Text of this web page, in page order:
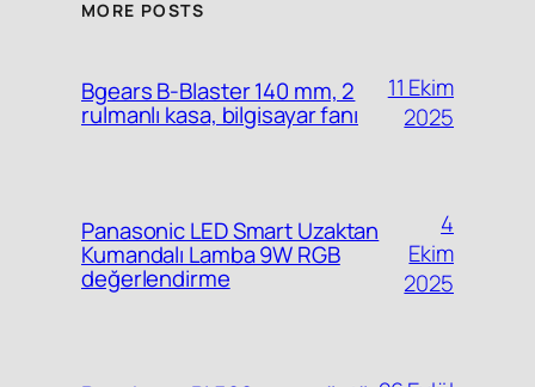
MORE POSTS
Bgears B-Blaster 140 mm, 2
rulmanlı kasa, bilgisayar fanı
11 Ekim
2025
Panasonic LED Smart Uzaktan
Kumandalı Lamba 9W RGB
değerlendirme
4
Ekim
2025